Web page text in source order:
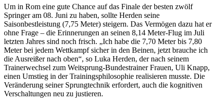
Um in Rom eine gute Chance auf das Finale der besten zwölf
Springer am 08. Juni zu haben, sollte Herden seine
Saisonbestleistung (7,75 Meter) steigern. Das Vermögen dazu hat er
ohne Frage – die Erinnerungen an seinen 8,14 Meter-Flug im Juli
letzten Jahres sind noch frisch. „Ich habe die 7,70 Meter bis 7,80
Meter bei jedem Wettkampf sicher in den Beinen, jetzt brauche ich
die Ausreißer nach oben“, so Luka Herden, der nach seinem
Trainerwechsel zum Weitsprung-Bundestrainer Frauen, Uli Knapp,
einen Umstieg in der Trainingsphilosophie realisieren musste. Die
Veränderung seiner Sprungtechnik erfordert, auch die kognitiven
Verschaltungen neu zu justieren.